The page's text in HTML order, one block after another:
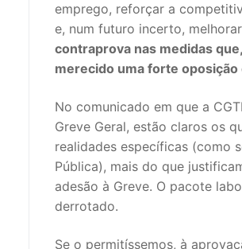
PRÉ-ESCOLAR
2º/3º CEB / SECUNDÁRIO
ENSINO ARTÍSTICO
EDUCAÇÃO ESPECIAL
emprego, reforçar a
e, num futuro incerto,
contraprova nas medidas
merecido uma forte
No comunicado em que a
Greve Geral, estão claros os
realidades específicas (como
Pública), mais do que
adesão à Greve. O pacote
derrotado.
Se o permitíssemos, à